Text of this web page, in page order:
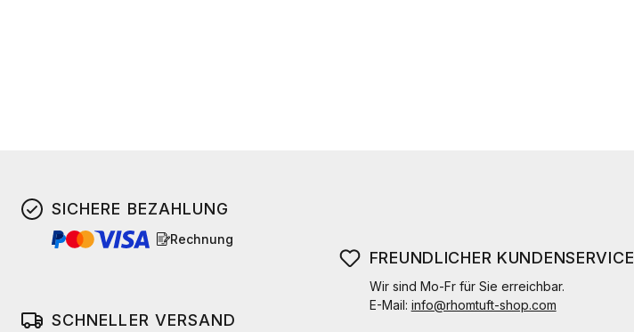
SICHERE BEZAHLUNG
Rechnung
SCHNELLER VERSAND
FREUNDLICHER KUNDENSERVICE
Wir sind Mo-Fr für Sie erreichbar.
E-Mail: info@rhomtuft-shop.com